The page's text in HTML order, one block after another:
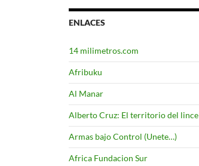
ENLACES
14 milimetros.com
Afribuku
Al Manar
Alberto Cruz: El territorio del lince
Armas bajo Control (Unete…)
Africa Fundacion Sur